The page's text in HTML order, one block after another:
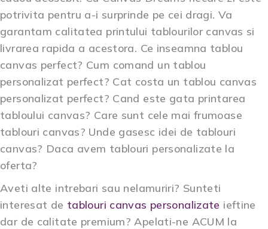
potrivita pentru a-i surprinde pe cei dragi. Va
garantam calitatea printului tablourilor canvas si
livrarea rapida a acestora. Ce inseamna tablou
canvas perfect? Cum comand un tablou
personalizat perfect? Cat costa un tablou canvas
personalizat perfect? Cand este gata printarea
tabloului canvas? Care sunt cele mai frumoase
tablouri canvas? Unde gasesc idei de tablouri
canvas? Daca avem tablouri personalizate la
oferta?
Aveti alte intrebari sau nelamuriri? Sunteti
interesat de tablouri canvas personalizate ieftine
dar de calitate premium? Apelati-ne ACUM la